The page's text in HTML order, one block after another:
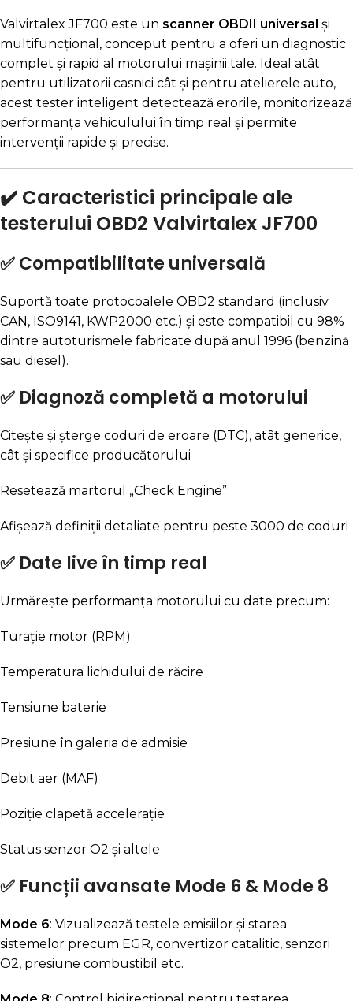
Valvirtalex JF700 este un scanner OBDII universal și
multifuncțional, conceput pentru a oferi un diagnostic
complet și rapid al motorului mașinii tale. Ideal atât
pentru utilizatorii casnici cât și pentru atelierele auto,
acest tester inteligent detectează erorile, monitorizează
performanța vehiculului în timp real și permite
intervenții rapide și precise.
✔️ Caracteristici principale ale
testerului OBD2 Valvirtalex JF700
✅Compatibilitate universală
Suportă toate protocoalele OBD2 standard (inclusiv
CAN, ISO9141, KWP2000 etc.) și este compatibil cu 98%
dintre autoturismele fabricate după anul 1996 (benzină
sau diesel).
✅ Diagnoză completă a motorului
Citește și șterge coduri de eroare (DTC), atât generice,
cât și specifice producătorului
Resetează martorul „Check Engine”
Afișează definiții detaliate pentru peste 3000 de coduri
✅ Date live în timp real
Urmărește performanța motorului cu date precum:
Turație motor (RPM)
Temperatura lichidului de răcire
Tensiune baterie
Presiune în galeria de admisie
Debit aer (MAF)
Poziție clapetă accelerație
Status senzor O2 și altele
✅ Funcții avansate Mode 6 & Mode 8
Mode 6: Vizualizează testele emisiilor și starea
sistemelor precum EGR, convertizor catalitic, senzori
O2, presiune combustibil etc.